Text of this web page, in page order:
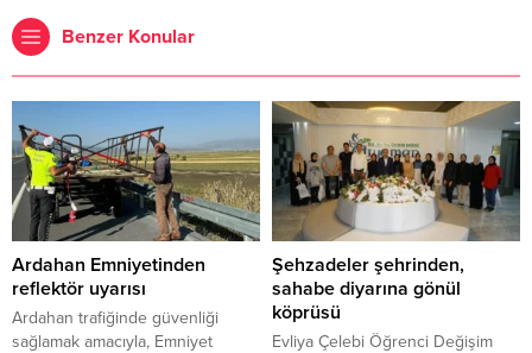
Benzer Konular
Ardahan Emniyetinden
reflektör uyarısı
Ardahan trafiğinde güvenliği
sağlamak amacıyla, Emniyet
Şehzadeler şehrinden,
sahabe diyarına gönül
köprüsü
Evliya Çelebi Öğrenci Değişim